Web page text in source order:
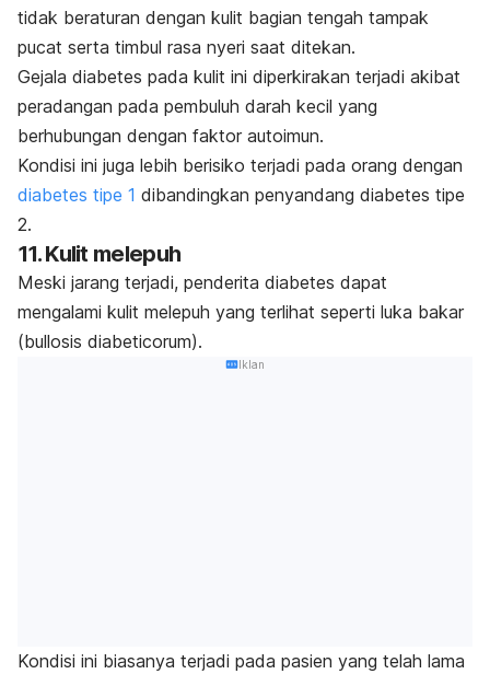
tidak beraturan dengan kulit bagian tengah tampak
pucat serta timbul rasa nyeri saat ditekan.
Gejala diabetes pada kulit ini diperkirakan terjadi akibat
peradangan pada pembuluh darah kecil yang
berhubungan dengan faktor autoimun.
Kondisi ini juga lebih berisiko terjadi pada orang dengan
diabetes tipe 1 dibandingkan penyandang diabetes tipe
2.
11. Kulit melepuh
Meski jarang terjadi, penderita diabetes dapat
mengalami kulit melepuh yang terlihat seperti luka bakar
(bullosis diabeticorum).
Iklan
Kondisi ini biasanya terjadi pada pasien yang telah lama